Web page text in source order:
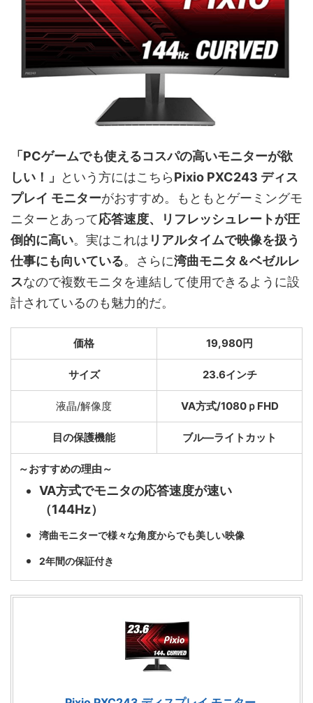
「PCゲームでも使えるコスパの高いモニターが欲
しい！」
という方にはこちらPixio PXC243 ディス
プレイ モニターがおすすめ。もともとゲーミングモ
ニターとあって応答速度、リフレッシュレートが圧
倒的に高い。実はこれは リアルタイムで映像を扱う
仕事にも向いている。さらに湾曲モニタ＆ベゼルレ
スなので複数モニタを連結して使用できるように設
計されているのも魅力的だ。
価格 19,980円
サイズ 23.6インチ
液晶/解像度 VA方式/1080ｐFHD
目の保護機能 ブル―ライトカット
～おすすめの理由～
VA方式でモニタの応答速度が速い
（144Hz）
湾曲モニターで様々な角度からでも美しい映像
2年間の保証付き